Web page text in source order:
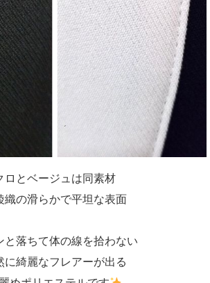
ロとベージュは同素材
織の滑らかで平坦な表面
と落ちて体の線を拾わない
に綺麗なフレアーが出る